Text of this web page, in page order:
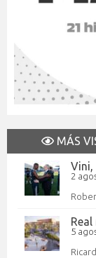
MÁS
Vini,
2
5